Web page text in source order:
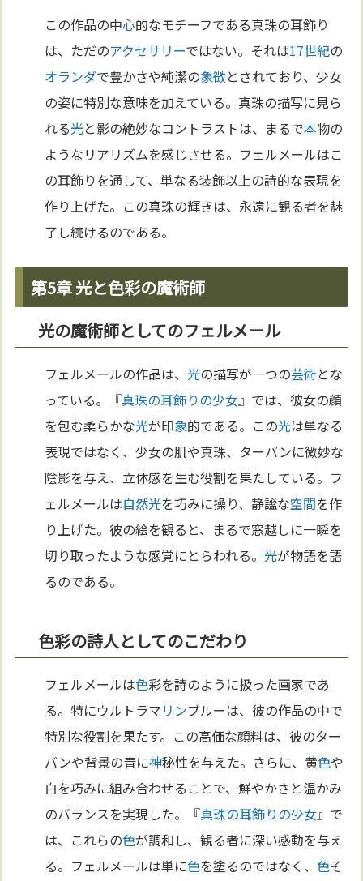
この作品の中心的なモチーフである真珠の耳飾り
は、ただのアクセサリーではない。それは17世紀の
オランダで豊かさや純潔の象徴とされており、少女
の姿に特別な意味を加えている。真珠の描写に見ら
れる光と影の絶妙なコントラストは、まるで本物の
ようなリアリズムを感じさせる。フェルメールはこ
の耳飾りを通して、単なる装飾以上の詩的な表現を
作り上げた。この真珠の輝きは、永遠に観る者を魅
了し続けるのである。
第5章 光と色彩の魔術師
光の魔術師としてのフェルメール
フェルメールの作品は、 光の描写が一つの芸術とな
っている。『真珠の耳飾りの少女』では、彼女の顔
を包む柔らかな光が印象的である。この光は単なる
表現ではなく、少女の肌や真珠、ターバンに微妙な
陰影を与え、立体感を生む役割を果たしている。フ
ェルメールは自然光を巧みに操り、静謐な空間を作
り上げた。彼の絵を観ると、まるで窓越しに一瞬を
切り取ったような感覚にとらわれる。 光が物語を語
るのである。
色彩の詩人としてのこだわり
フェルメールは色彩を詩のように扱った画家であ
る。特にウルトラマリンブルーは、彼の作品の中で
特別な役割を果たす。この高価な顔料は、彼のター
バンや背景の青に神秘性を与えた。さらに、黄色や
白を巧みに組み合わせることで、鮮やかさと温かみ
のバランスを実現した。『真珠の耳飾りの少女』で
は、これらの色が調和し、観る者に深い感動を与え
る。フェルメールは単に色を塗るのではなく、色そ